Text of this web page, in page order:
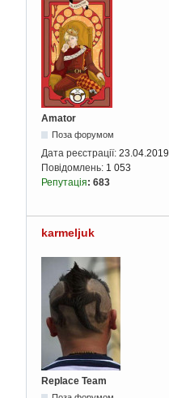
Amator
Поза форумом
Дата реєстрації: 23.04.2019
Повідомлень: 1 053
Репутація: 683
karmeljuk
Replace Team